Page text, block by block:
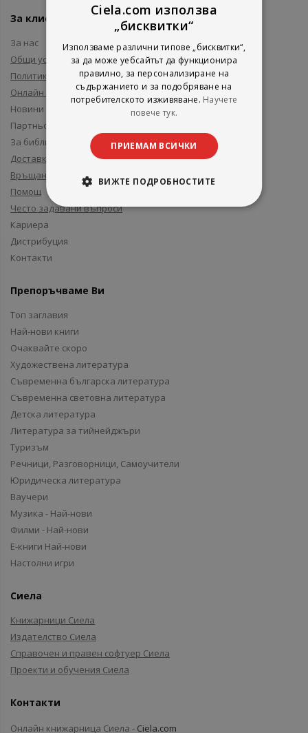
За клиенти
За нас
Общи условия
Политика за поверителност
Онлайн решаване на спорове
Новини и събития
Партньори и приятели
За библиотеки
Доставка
Връщане
Помощ
Често задавани въпроси
Кариера
Дистрибуция
Контакти
Препоръчваме Ви
Топ заглавия
Най-нови книги
Очаквайте скоро
Художествена литература
Съвременна българска литература
Съвременна световна литература
Детска литература
Литература за тийнейджъри
Туризъм
Речници, Разговорници, Самоучители
Юридическа литература
Ваучери
Музика - Най-нови
Филми - Най-нови
Е-книги Най-нови
Настолни игри
Сиела
Книжарници Сиела
Издателство Сиела
Справочен и правен софтуер Сиела
Проекти и обучения Сиела
Контакти
Онлайн книжарница Сиела - Ciela.com
Ciela.com използва
„бисквитки“
Използваме различни типове „бисквитки“,
за да може уебсайтът да функционира
правилно, за персонализиране на
съдържанието и за подобряване на
потребителското изживяване. Научете
повече тук.
ПРИЕМАМ ВСИЧКИ
ВИЖТЕ ПОДРОБНОСТИТЕ